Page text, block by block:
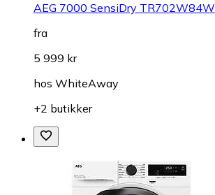
AEG 7000 SensiDry TR702W84W
fra
5 999 kr
hos WhiteAway
+2 butikker